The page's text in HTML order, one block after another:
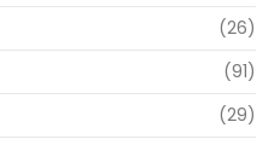
(26)
(91)
(29)